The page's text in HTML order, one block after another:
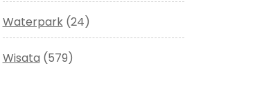
Waterpark(24)
Wisata (579)